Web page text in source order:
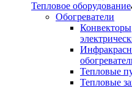
Тепловое оборудование
Обогреватели
Конвекторы
Тепловые
Тепловые